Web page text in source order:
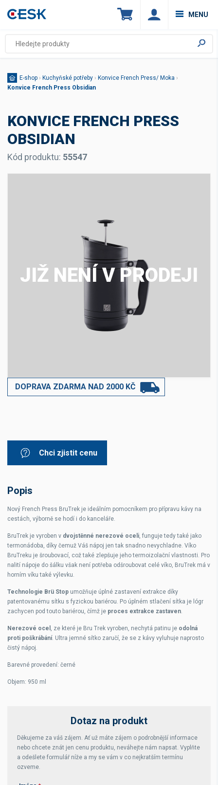
MENU
E-shop › Kuchyňské potřeby › Konvice French Press/ Moka ›
Konvice French Press Obsidian
KONVICE FRENCH PRESS
OBSIDIAN
Kód produktu: 55547
JIŽ NENÍ V PRODEJI
DOPRAVA ZDARMA NAD 2000 KČ
Chci zjistit cenu
Popis
Nový French Press BruTrek je ideálním pomocníkem pro přípravu kávy na
cestách, výborně se hodí i do kanceláře.
BruTrek je vyroben v dvojstěnné nerezové oceli, funguje tedy také jako
termonádoba, díky čemuž Váš nápoj jen tak snadno nevychladne. Víko
BruTreku je šroubovací, což také zlepšuje jeho termoizolační vlastnosti. Pro
nalití nápoje do šálku však není potřeba odšroubovat celé víko, BruTrek má v
horním víku také výlevku.
Technologie Brü Stop umožňuje úplné zastavení extrakce díky
patentovanému sítku s fyzickou bariérou. Po úplném stlačení sítka je lógr
zachycen pod touto bariérou, čímž je proces extrakce zastaven.
Nerezové ocel , ze které je Bru Trek vyroben, nechytá patinu je odolná
proti poškrábání. Ultra jemné sítko zaručí, že se z kávy vyluhuje naprosto
čistý nápoj.
Barevné provedení: černé
Objem: 950 ml
Dotaz na produkt
Děkujeme za váš zájem. Ať už máte zájem o podrobnější informace
nebo chcete znát jen cenu produktu, neváhejte nám napsat. Vyplňte
a odešlete formulář níže a my se vám v co nejkratším termínu
ozveme.